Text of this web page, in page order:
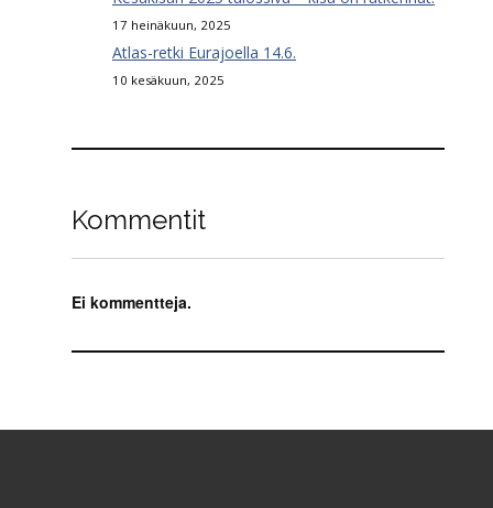
17 heinäkuun, 2025
Atlas-retki Eurajoella 14.6.
10 kesäkuun, 2025
Kommentit
Ei kommentteja.